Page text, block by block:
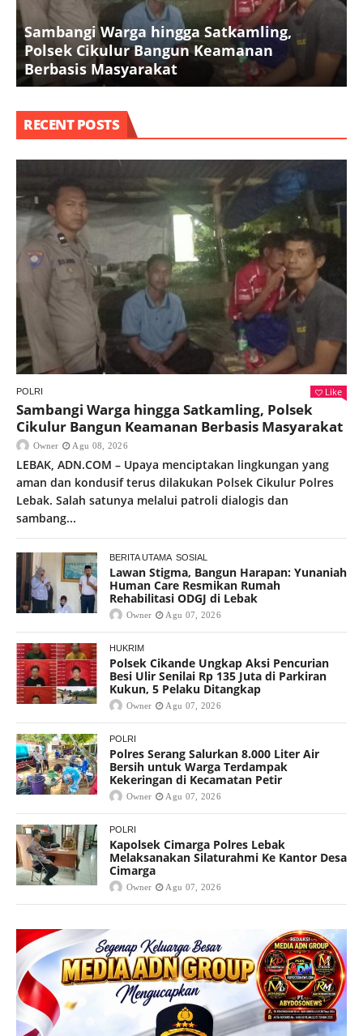
Sambangi Warga hingga Satkamling,
Polsek Cikulur Bangun Keamanan
Berbasis Masyarakat
RECENT POSTS
POLRI Like
Sambangi Warga hingga Satkamling, Polsek
Cikulur Bangun Keamanan Berbasis Masyarakat
Owner Agu 08, 2026
LEBAK, ADN.COM – Upaya menciptakan lingkungan yang
aman dan kondusif terus dilakukan Polsek Cikulur Polres
Lebak. Salah satunya melalui patroli dialogis dan
sambang...
BERITA UTAMA SOSIAL
Lawan Stigma, Bangun Harapan: Yunaniah
Human Care Resmikan Rumah
Rehabilitasi ODGJ di Lebak
Owner Agu 07, 2026
HUKRIM
Polsek Cikande Ungkap Aksi Pencurian
Besi Ulir Senilai Rp 135 Juta di Parkiran
Kukun, 5 Pelaku Ditangkap
Owner Agu 07, 2026
POLRI
Polres Serang Salurkan 8.000 Liter Air
Bersih untuk Warga Terdampak
Kekeringan di Kecamatan Petir
Owner Agu 07, 2026
POLRI
Kapolsek Cimarga Polres Lebak
Melaksanakan Silaturahmi Ke Kantor Desa
Cimarga
Owner Agu 07, 2026